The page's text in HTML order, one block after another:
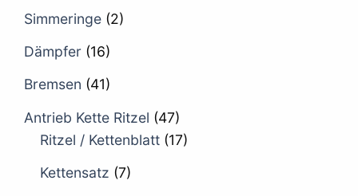
Simmeringe (2)
Dämpfer (16)
Bremsen (41)
Antrieb Kette Ritzel (47)
Ritzel / Kettenblatt (17)
Kettensatz (7)